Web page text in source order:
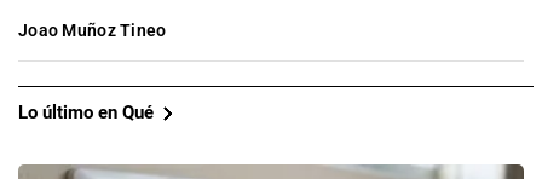
Joao Muñoz Tineo
Lo último en Qué